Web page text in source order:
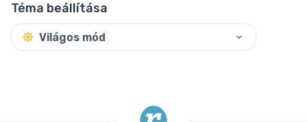
Input Image
Téma beállítása
Világos mód